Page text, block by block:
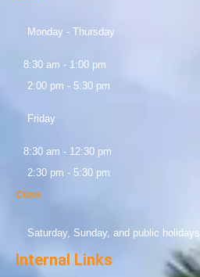
Monday - Thursday
8:30 am - 1:00 pm
2:00 pm - 5:30 pm
Friday
8:30 am - 12:30 pm
2:30 pm - 5:30 pm
Close
Saturday, Sunday, and public holidays
Internal Links